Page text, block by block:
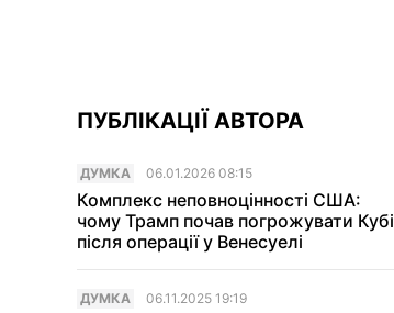
ПУБЛІКАЦІЇ АВТОРА
ДУМКА 06.01.2026 08:15
Комплекс неповноцінності США:
чому Трамп почав погрожувати Кубі
після операції у Венесуелі
ДУМКА 06.11.2025 19:19